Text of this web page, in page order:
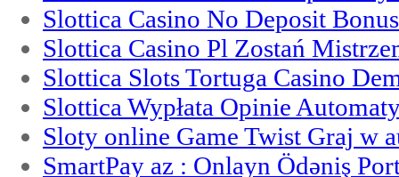
Slottica Casino No Deposit
Slottica Casino Pl Zostań
Slottica Slots Tortuga Casino
Slottica Wypłata Opinie
Sloty online Game Twist Graj w
SmartPay az : Onlayn Ödəniş